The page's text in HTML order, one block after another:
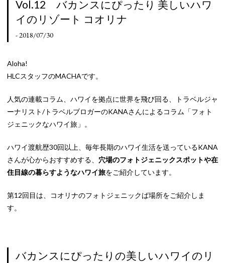
Vol.12 バカンスにぴったり 美しいハワ
イのリゾート コオリナ
- 2018/07/30
Aloha!
HLCスタッフのMACHAです。
人気の連載コラム、ハワイを拠点に世界を飛び回る、トラベルジャ
ーナリスト/トラベルブロガーのKANAさんによるコラム「フォト
ジェニックなハワイ旅」。
ハワイ渡航歴30回以上、毎年長期のハワイ生活を送っているKANA
さんが心からおすすめする、 穴場のフォトジェニックスポットや在
住目線の暮らすようなハワイ旅をご紹介しています。
第12回目は、 コオリナのフォトジェニックば場所をご紹介しま
す。
バカンスにぴったりの美しいハワイのリ